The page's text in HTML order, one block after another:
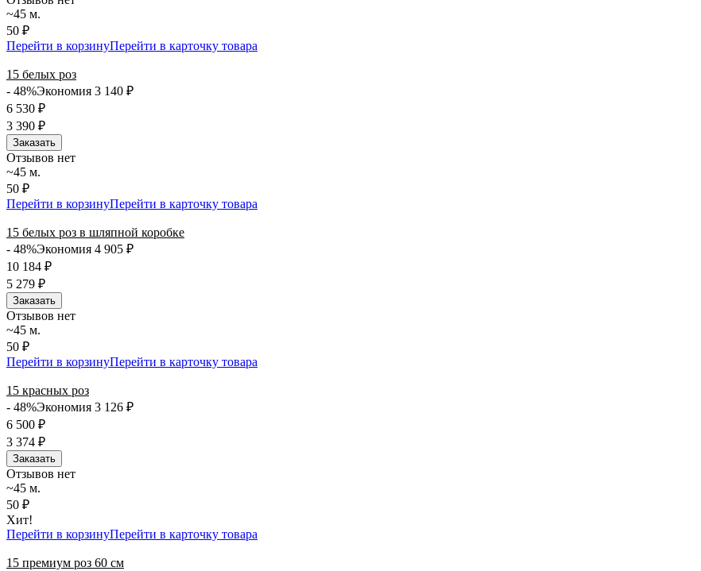
~45 м.
50 ₽
Перейти в корзинуПерейти в карточку товара
15 белых роз
- 48%Экономия 3 140 ₽
6 530 ₽
3 390 ₽
Заказать
Отзывов нет
~45 м.
50 ₽
Перейти в корзинуПерейти в карточку товара
15 белых роз в шляпной коробке
- 48%Экономия 4 905 ₽
10 184 ₽
5 279 ₽
Заказать
Отзывов нет
~45 м.
50 ₽
Перейти в корзинуПерейти в карточку товара
15 красных роз
- 48%Экономия 3 126 ₽
6 500 ₽
3 374 ₽
Заказать
Отзывов нет
~45 м.
50 ₽
Хит!
Перейти в корзинуПерейти в карточку товара
15 премиум роз 60 см